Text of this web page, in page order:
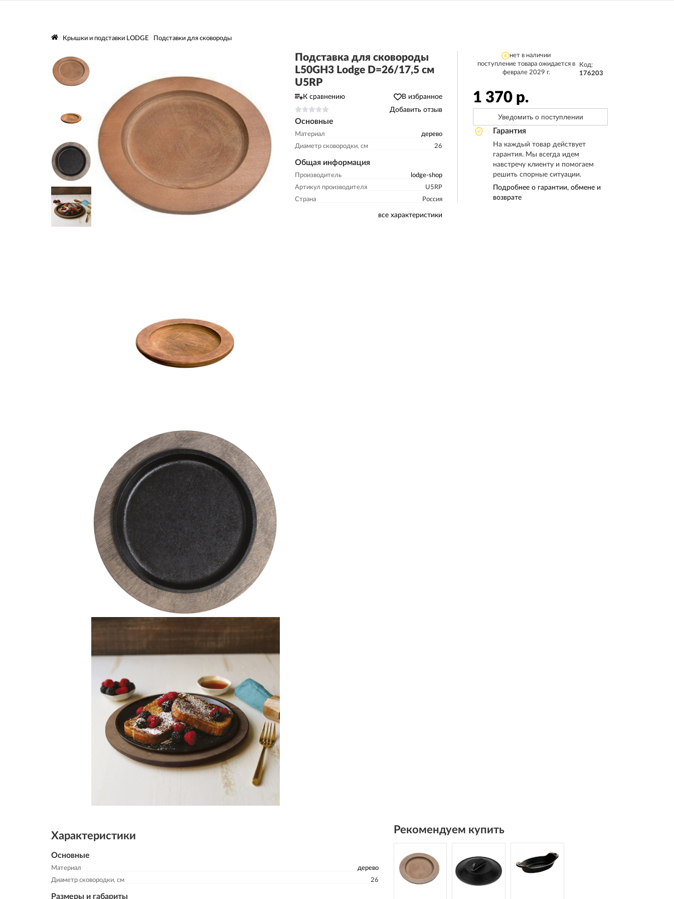
Крышки и подставки LODGE Подставки для сковороды
Подставка для сковороды
L50GH3 Lodge D=26/17,5 см
U5RP
К сравнению
В избранное
Добавить отзыв
Основные
Материал
дерево
Диаметр сковородки, см
26
Общая информация
Производитель
lodge-shop
Артикул производителя
U5RP
Страна
Россия
все характеристики
нет в наличии
поступление товара ожидается в
феврале 2029 г.
Код:
176203
1 370 р.
Уведомить о поступлении
Гарантия
На каждый товар действует
гарантия. Мы всегда идем
навстречу клиенту и помогаем
решить спорные ситуации.
Подробнее о гарантии, обмене и
возврате
Характеристики
Основные
Материал
дерево
Диаметр сковородки, см
26
Размеры и габариты
Рекомендуем купить